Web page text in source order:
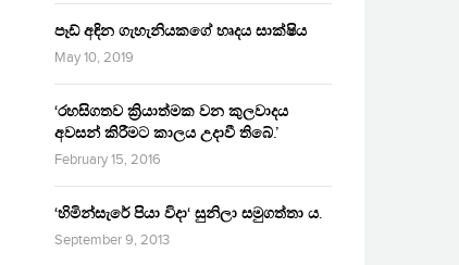
පෑඩ් අඳින ගැහැනියකගේ හෘදය සාක්ෂිය
May 10, 2019
‘රහසිගතව ක්‍රියාත්මක වන කුලවාදය
අවසන් කිරීමට කාලය උදාවී තිබේ.’
February 15, 2016
‘හිමින්සැරේ පියා විදා‘ සුනිලා සමුගත්තා ය.
September 9, 2013